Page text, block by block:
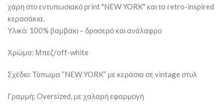
χάρη στο εντυπωσιακό print "NEW YORK" και τα retro-inspired
κερασάκια.
Υλικό: 100% βαμβάκι – δροσερό και ανάλαφρο
Χρώμα: Μπεζ/off-white
Σχέδιο: Τύπωμα “NEW YORK” με κεράσια σε vintage στυλ
Γραμμή: Oversized, με χαλαρή εφαρμογή